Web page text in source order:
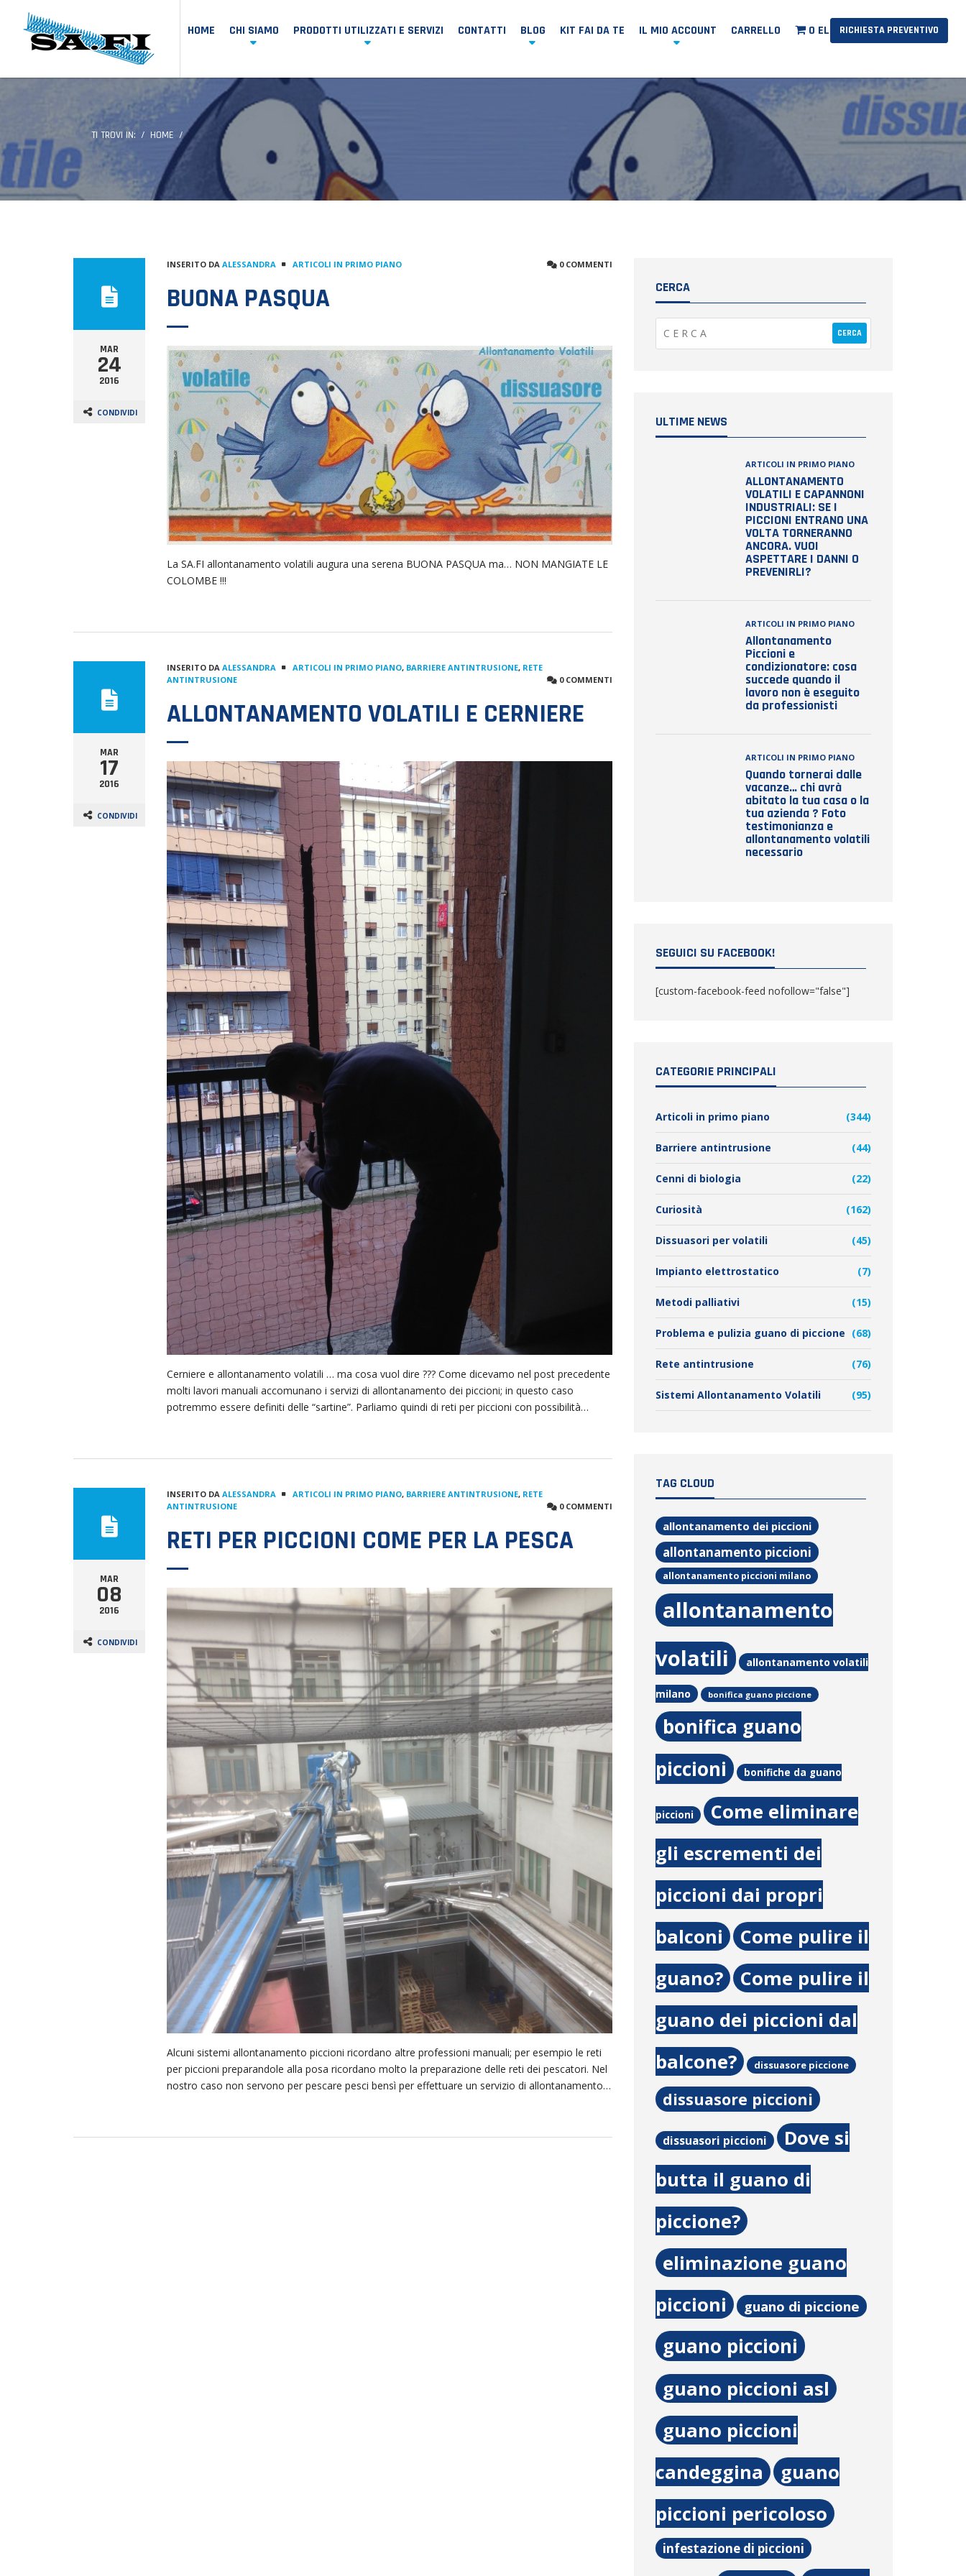
HOME CHI SIAMO PRODOTTI UTILIZZATI E SERVIZI CONTATTI BLOG KIT FAI DA TE IL MIO ACCOUNT CARRELLO 0 ELEMENTIRICHIESTA PREVENTIVO
TI TROVI IN: HOME
MAR
24
2016
CONDIVIDI
INSERITO DA ALESSANDRA ARTICOLI IN PRIMO PIANO 0 COMMENTI
BUONA PASQUA
La SA.FI allontanamento volatili augura una serena BUONA PASQUA ma… NON MANGIATE LE
COLOMBE !!!
MAR
17
2016
CONDIVIDI
INSERITO DA ALESSANDRA ARTICOLI IN PRIMO PIANO, BARRIERE ANTINTRUSIONE, RETE
ANTINTRUSIONE
0 COMMENTI
ALLONTANAMENTO VOLATILI E CERNIERE
Cerniere e allontanamento volatili … ma cosa vuol dire ??? Come dicevamo nel post precedente
molti lavori manuali accomunano i servizi di allontanamento dei piccioni; in questo caso
potremmo essere definiti delle “sartine”. Parliamo quindi di reti per piccioni con possibilità…
MAR
08
2016
CONDIVIDI
INSERITO DA ALESSANDRA ARTICOLI IN PRIMO PIANO, BARRIERE ANTINTRUSIONE, RETE
ANTINTRUSIONE
0 COMMENTI
RETI PER PICCIONI COME PER LA PESCA
Alcuni sistemi allontanamento piccioni ricordano altre professioni manuali; per esempio le reti
per piccioni preparandole alla posa ricordano molto la preparazione delle reti dei pescatori. Nel
nostro caso non servono per pescare pesci bensì per effettuare un servizio di allontanamento…
CERCA
ULTIME NEWS
ARTICOLI IN PRIMO PIANO
ALLONTANAMENTO
VOLATILI E CAPANNONI
INDUSTRIALI: SE I
PICCIONI ENTRANO UNA
VOLTA TORNERANNO
ANCORA. VUOI
ASPETTARE I DANNI O
PREVENIRLI?
ARTICOLI IN PRIMO PIANO
Allontanamento
Piccioni e
condizionatore: cosa
succede quando il
lavoro non è eseguito
da professionisti
ARTICOLI IN PRIMO PIANO
Quando tornerai dalle
vacanze… chi avrà
abitato la tua casa o la
tua azienda ? Foto
testimonianza e
allontanamento volatili
necessario
SEGUICI SU FACEBOOK!
[custom-facebook-feed nofollow="false"]
CATEGORIE PRINCIPALI
Articoli in primo piano (344)
Barriere antintrusione (44)
Cenni di biologia (22)
Curiosità (162)
Dissuasori per volatili (45)
Impianto elettrostatico (7)
Metodi palliativi (15)
Problema e pulizia guano di piccione (68)
Rete antintrusione (76)
Sistemi Allontanamento Volatili (95)
TAG CLOUD
allontanamento dei piccioni
allontanamento piccioni
allontanamento piccioni milano
allontanamento
volatili
allontanamento volatili
milano bonifica guano piccione
bonifica guano
piccioni
bonifiche da guano
piccioni
Come eliminare
gli escrementi dei
piccioni dai propri
balconi
Come pulire il
guano?
Come pulire il
guano dei piccioni dal
balcone?
dissuasore piccione
dissuasore piccioni
dissuasori piccioni
Dove si
butta il guano di
piccione?
eliminazione guano
piccioni
guano di piccione
guano piccioni
guano piccioni asl
guano piccioni
candeggina
guano
piccioni pericoloso
infestazione di piccioni